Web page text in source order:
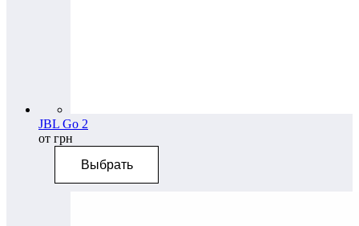
JBL Go 2
от грн
Выбрать